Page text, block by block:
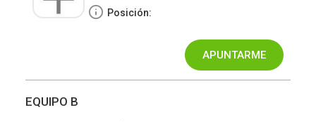
Posición:
EQUIPO B